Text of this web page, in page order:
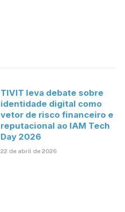
TIVIT leva debate sobre
identidade digital como
vetor de risco financeiro e
reputacional ao IAM Tech
Day 2026
22 de abril de 2026